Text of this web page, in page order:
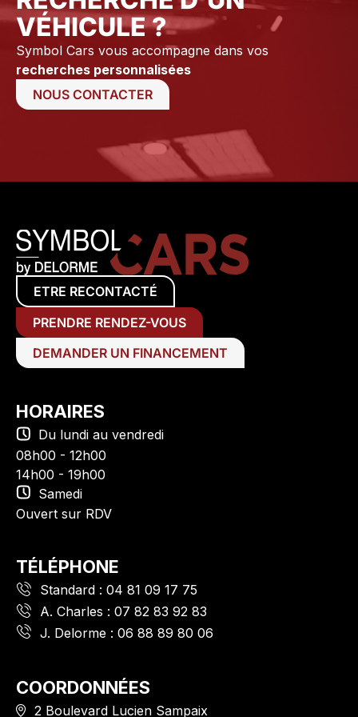
VÉHICULE ?
Symbol Cars vous accompagne dans vos
recherches personnalisées
NOUS CONTACTER
ETRE RECONTACTÉ
PRENDRE RENDEZ-VOUS
DEMANDER UN FINANCEMENT
HORAIRES
Du lundi au vendredi
08h00 - 12h00
14h00 - 19h00
Samedi
Ouvert sur RDV
TÉLÉPHONE
Standard : 04 81 09 17 75
A. Charles : 07 82 83 92 83
J. Delorme : 06 88 89 80 06
COORDONNÉES
2 Boulevard Lucien Sampaix